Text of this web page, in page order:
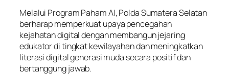
Melalui Program Paham AI, Polda Sumatera Selatan
berharap memperkuat upaya pencegahan
kejahatan digital dengan membangun jejaring
edukator di tingkat kewilayahan dan meningkatkan
literasi digital generasi muda secara positif dan
bertanggung jawab.